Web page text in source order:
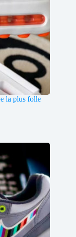
la plus folle